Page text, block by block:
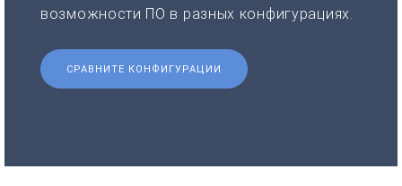
возможности ПО в разных конфигурациях.
СРАВНИТЕ КОНФИГУРАЦИИ